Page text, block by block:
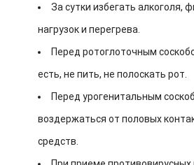
За сутки избегать алкоголя,
нагрузок и перегрева.
Перед ротоглоточным
есть, не пить, не полоскать рот.
Перед урогенитальным
воздержаться от половых
средств.